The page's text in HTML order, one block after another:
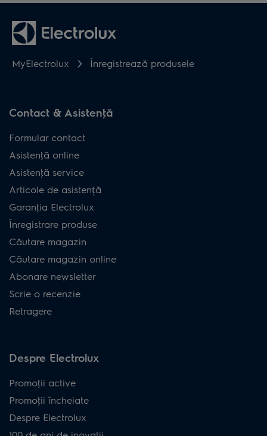
MyElectrolux Înregistrează produsele
Contact & Asistenţă
Formular contact
Asistenţă online
Asistenţă service
Articole de asistență
Garanţia Electrolux
Înregistrare produse
Căutare magazin
Căutare magazin online
Abonare newsletter
Scrie o recenzie
Retragere
Despre Electrolux
Promoţii active
Promoţii încheiate
Despre Electrolux